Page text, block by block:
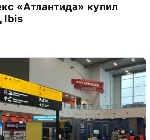
«Атлантида» купил
Ibis